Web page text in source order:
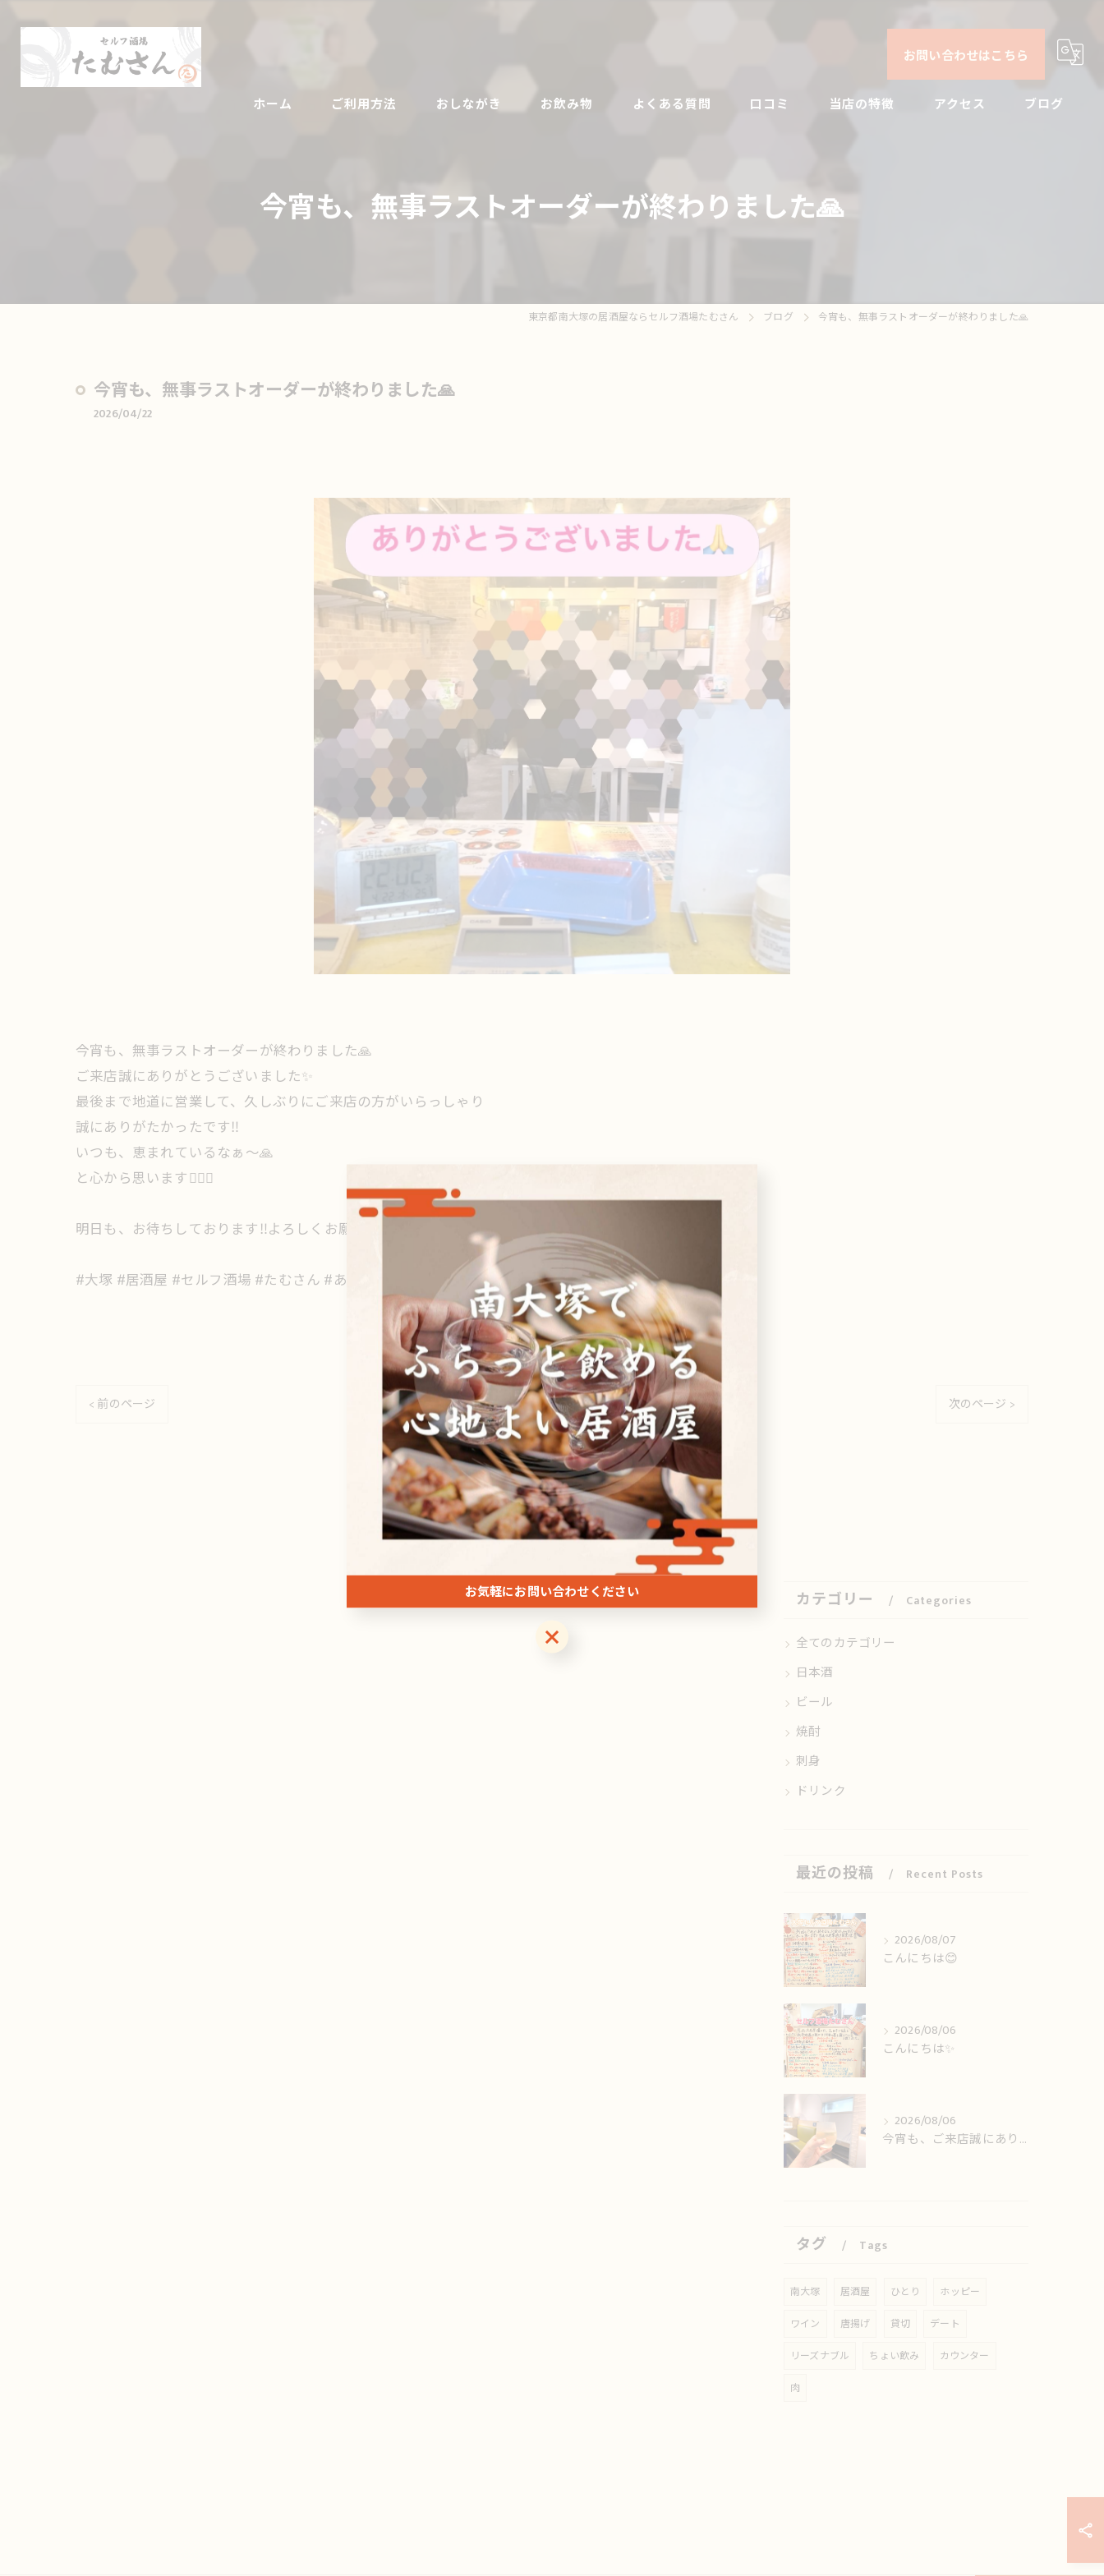
お問い合わせはこちら
ホーム ご利用方法 おしながき お飲み物 よくある質問 口コミ 当店の特徴
ビール
ドリンク
アクセス ブログ
今宵も、無事ラストオーダーが終わりました🙏
東京都南大塚の居酒屋ならセルフ酒場たむさん ブログ 今宵も、無事ラストオーダーが終わりました🙏
今宵も、無事ラストオーダーが終わりました🙏
2026/04/22
今宵も、無事ラストオーダーが終わりました🙏
ご来店誠にありがとうございました✨
最後まで地道に営業して、久しぶりにご来店の方がいらっしゃり
誠にありがたかったです‼️
⁡いつも、恵まれているなぁ〜🙏
と心から思います🙇🏻‍♀️
明日も、お待ちしております‼️よろしくお願いします🙏
#大塚 #居酒屋 #セルフ酒場 #たむさん #ありがとうございました
< 前のページ 一覧に戻る 次のページ >
関連タグ
#居酒屋
カテゴリー Categories
全てのカテゴリー
日本酒
ビール
焼酎
刺身
ドリンク
最近の投稿 Recent Posts
2026/08/07
こんにちは😊
2026/08/06
こんにちは✨️
2026/08/06
今宵も、ご来店誠にありがとうございました🙏
タグ Tags
南大塚 居酒屋 ひとり
ホッピー
ワイン
唐揚げ 貸切
デート
リーズナブル
ちょい飲み
カウンター
肉
お気軽にお問い合わせください
お気軽にお問い合わせください